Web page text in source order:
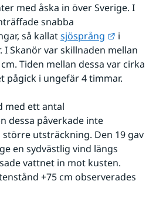
med åska in över Sverige. I
snabba
så kallat sjösprång Länk till
i
I Skanör var skillnaden mellan
Tiden mellan dessa var cirka
pågick i ungefär 4 timmar.
med ett antal
dessa påverkade inte
utsträckning. Den 19 gav
en sydvästlig vind längs
vattnet in mot kusten.
+75 cm observerades